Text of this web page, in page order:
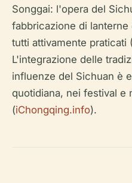
Songgai: l'opera del
fabbricazione di
tutti attivamente praticati (
L'integrazione delle
influenze del Sichuan è
quotidiana, nei festival e
(iChongqing.info).